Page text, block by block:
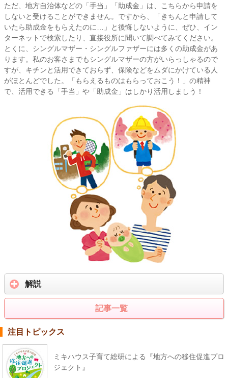
ただ、地方自治体などの「手当」「助成金」は、こちらから申請を
しないと受けることができません。ですから、「きちんと申請して
いたら助成金をもらえたのに…」と後悔しないように、ぜひ、イン
ターネットで検索したり、直接役所に聞いて調べてみてください。
とくに、シングルマザー・シングルファザーには多くの助成金があ
ります。私のお客さまでもシングルマザーの方がいらっしゃるので
すが、キチンと活用できておらず、保険などをムダにかけている人
がほとんどでした。「もらえるものはもらっておこう！」の精神
で、活用できる「手当」や「助成金」はしかり活用しましう！
解説
記事一覧
注目トピックス
ミキハウス子育て総研による『地方への移住促進プロ
ジェクト』